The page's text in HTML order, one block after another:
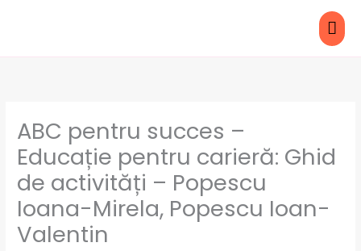
ABC pentru succes –
Educație pentru carieră: Ghid
de activități – Popescu
Ioana-Mirela, Popescu Ioan-
Valentin